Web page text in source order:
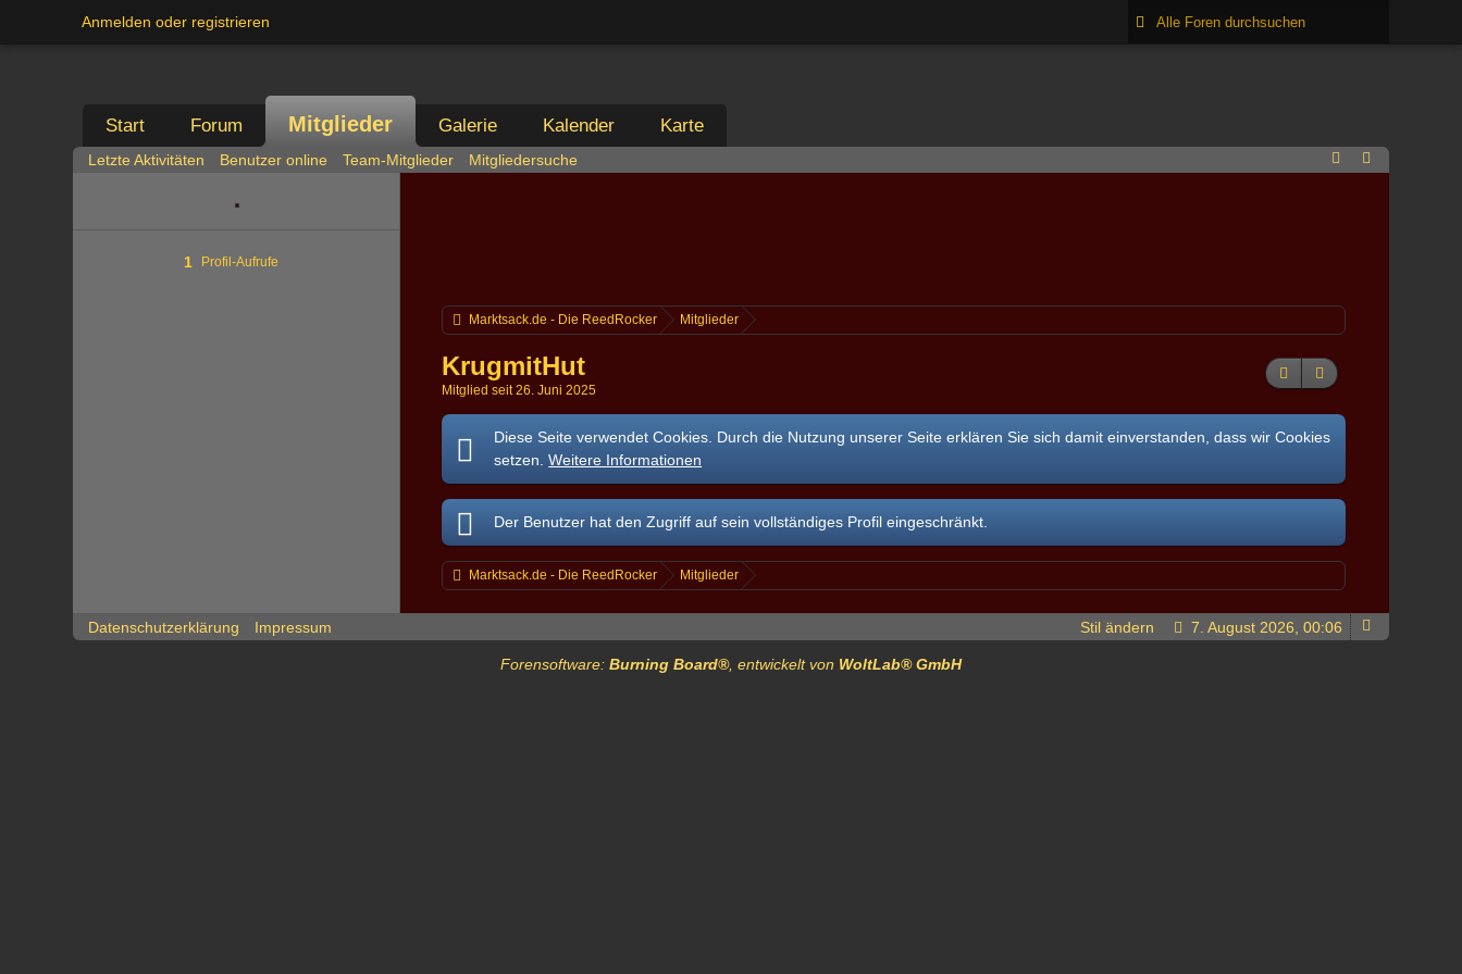
Anmelden oder registrieren
Start Forum Mitglieder Galerie Kalender Karte
Letzte Aktivitäten Benutzer online Team-Mitglieder Mitgliedersuche
Profil-Aufrufe
1
Marktsack.de - Die ReedRocker Mitglieder
KrugmitHut
Mitglied seit 26. Juni 2025
Diese Seite verwendet Cookies. Durch die Nutzung unserer Seite erklären Sie sich damit einverstanden, dass wir Cookies
setzen.Weitere Informationen
Der Benutzer hat den Zugriff auf sein vollständiges Profil eingeschränkt.
Marktsack.de - Die ReedRocker Mitglieder
Datenschutzerklärung Impressum 7. August 2026, 00:06
Stil ändern
Forensoftware: Burning Board®, entwickelt von WoltLab® GmbH